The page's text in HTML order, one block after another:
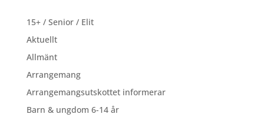
15+ / Senior / Elit
Aktuellt
Allmänt
Arrangemang
Arrangemangsutskottet informerar
Barn & ungdom 6-14 år